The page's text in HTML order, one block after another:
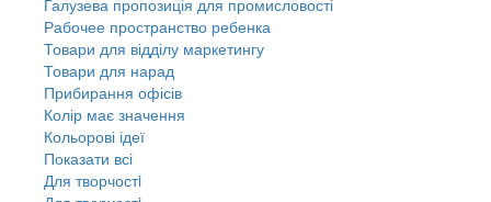
Рабочее пространство ребенка
Товари для відділу маркетингу
Товари для нарад
Прибирання офісів
Колір має значення
Кольорові ідеї
Показати всі
Для творчостi